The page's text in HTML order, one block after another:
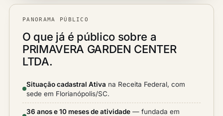
PANORAMA PÚBLICO
O que já é público sobre a
PRIMAVERA GARDEN CENTER
LTDA.
Situação cadastral Ativa na Receita Federal, com
sede em Florianópolis/SC.
36 anos e 10 meses de atividade — fundada em